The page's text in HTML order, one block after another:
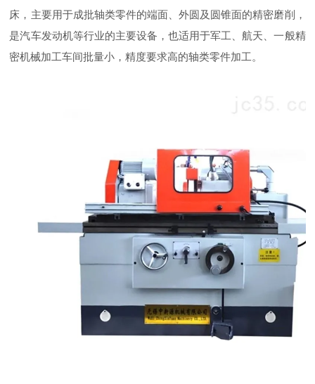
床，主要用于成批轴类零件的端面、外圆及圆锥面的精密磨削，
是汽车发动机等行业的主要设备，也适用于军工、航天、一般精
密机械加工车间批量小，精度要求高的轴类零件加工。